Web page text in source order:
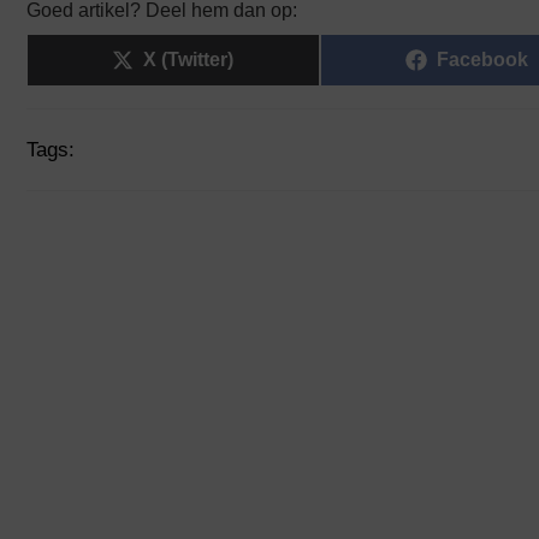
Goed artikel? Deel hem dan op:
X (Twitter) Facebook
Tags: